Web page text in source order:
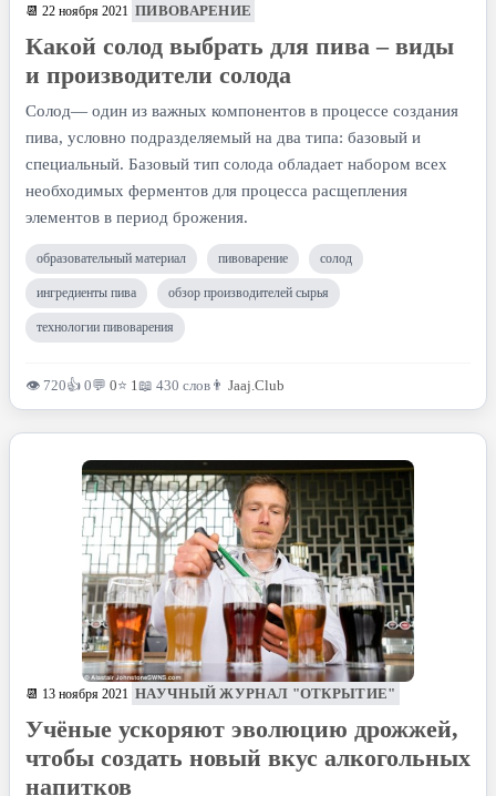
📆 22 ноября 2021 ПИВОВАРЕНИЕ
Какой солод выбрать для пива – виды
и производители солода
Солод— один из важных компонентов в процессе создания
пива, условно подразделяемый на два типа: базовый и
специальный. Базовый тип солода обладает набором всех
необходимых ферментов для процесса расщепления
элементов в период брожения.
образовательный материал пивоварение солод
ингредиенты пива обзор производителей сырья
технологии пивоварения
👁 720👍 0💬 0⭐ 1📖 430 слов 👨 Jaaj.Club
📆 13 ноября 2021 НАУЧНЫЙ ЖУРНАЛ "ОТКРЫТИЕ"
Учёные ускоряют эволюцию дрожжей,
чтобы создать новый вкус алкогольных
напитков